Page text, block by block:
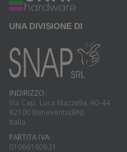
UNA DIVISIONE DI
INDIRIZZO:
Via Cap. Luca Mazzella, 40-44
82100 Benevento(BN)
Italia
PARTITA IVA:
01066160621